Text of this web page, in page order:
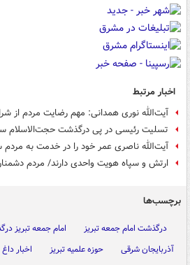
اخبار مرتبط
آیت‌الله نوری همدانی: مهم رضایت مردم از
تسلیت رئیسی در پی درگذشت حجت‌الاسلام
آیت‌الله ناصری عمر خود را در خدمت به
ارتش و سپاه هویت واحدی دارند/ مردم
برچسب‌ها
درگذشت امام جمعه تبریز امام جمعه تبریز
آذربایجان شرقی
حوزه علمیه تبریز اخبار داغ